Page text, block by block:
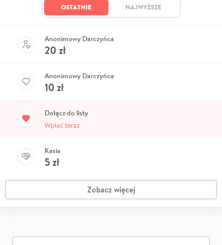
OSTATNIE NAJWYŻSZE
Anonimowy Darczyńca
20 zł
Anonimowy Darczyńca
10 zł
Dołącz do listy
Wpłać teraz
Kasia
5zł
Zobacz więcej